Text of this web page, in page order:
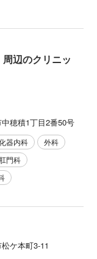
辺のクリニッ
穂積1丁目2番50号
器内科
外科
肛門科
ケ本町3-11